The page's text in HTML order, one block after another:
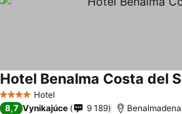
4 Počet hviezdičiek
Hotel
Hotel Benalma Costa del
8,7 Vynikajúce 9 189